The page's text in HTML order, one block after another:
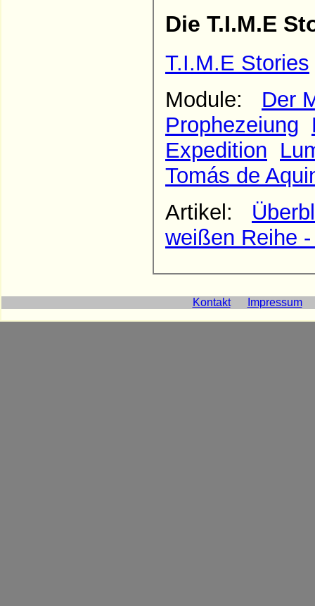
Die T.I.M.E
T.I.M.E Stories
Module: Der
Prophezeiung
Expedition
Tomás de
Artikel:
weißen Reihe
Kontakt Impressum